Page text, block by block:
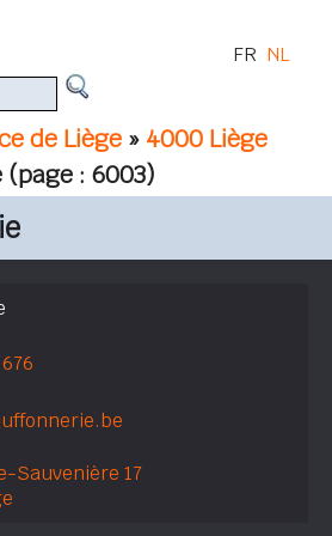
de Liège » 4000 Liège
(page : 6003)
FR NL
Sauvenière 17